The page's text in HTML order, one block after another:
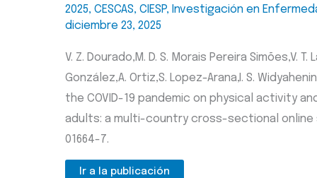
2025, CESCAS, CIESP, Investigación en
diciembre 23, 2025
V. Z. Dourado,M. D. S. Morais Pereira Simões,V.
González,A. Ortiz,S. Lopez-Arana,I. S.
the COVID-19 pandemic on physical activity
adults: a multi-country cross-sectional online
01664-7.
Ir a la publicación